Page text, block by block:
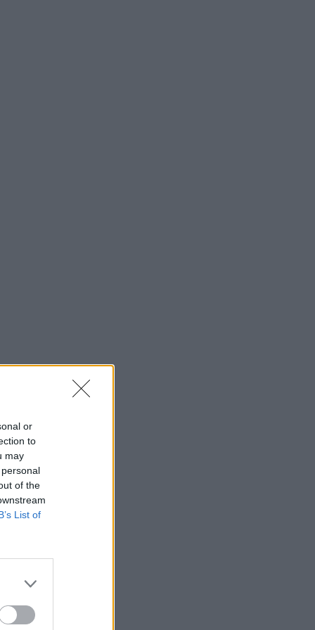
or
to
may
of the
List of